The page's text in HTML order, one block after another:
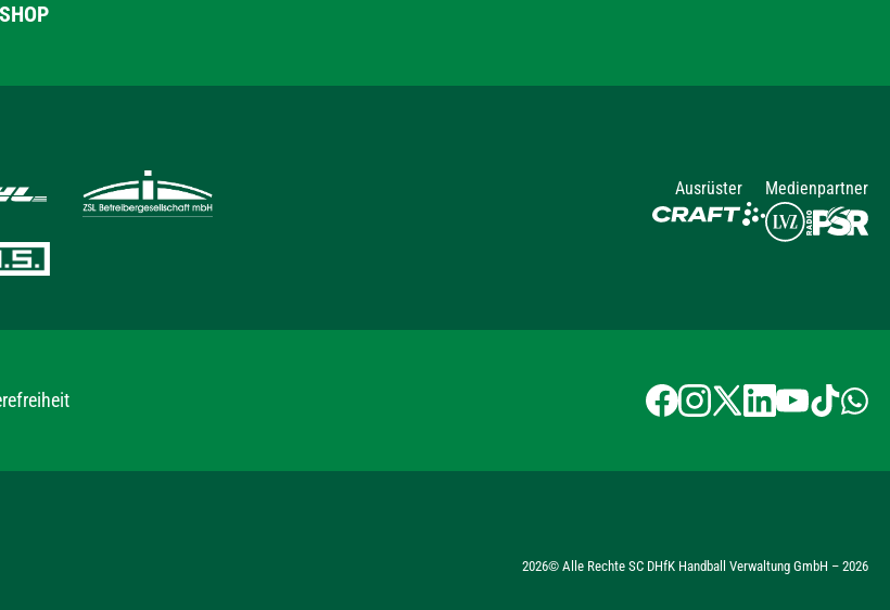
Ausrüster
Medienpartner
2026© Alle Rechte SC DHfK Handball Verwaltung GmbH – 2026